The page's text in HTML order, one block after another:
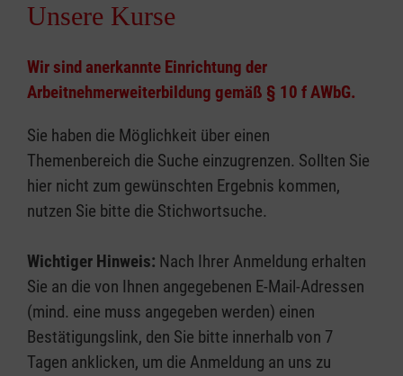
Unsere Kurse
Wir sind anerkannte Einrichtung der
Arbeitnehmerweiterbildung gemäß § 10 f AWbG.
Sie haben die Möglichkeit über einen
Themenbereich die Suche einzugrenzen. Sollten Sie
hier nicht zum gewünschten Ergebnis kommen,
nutzen Sie bitte die Stichwortsuche.
Wichtiger Hinweis: Nach Ihrer Anmeldung erhalten
Sie an die von Ihnen angegebenen E-Mail-Adressen
(mind. eine muss angegeben werden) einen
Bestätigungslink, den Sie bitte innerhalb von 7
Tagen anklicken, um die Anmeldung an uns zu